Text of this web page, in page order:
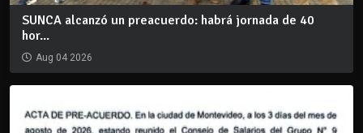
SUNCA alcanzó un preacuerdo: habrá jornada de 40
hor...
Aug 04 2026